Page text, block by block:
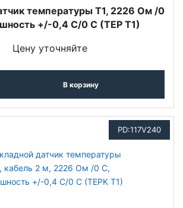
температуры T1, 2226 Ом /0
+/-0,4 C/0 C (TEP T1)
Цену уточняйте
В корзину
PD:117V240